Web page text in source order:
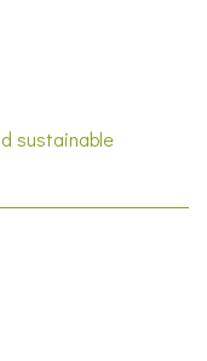
sustainable